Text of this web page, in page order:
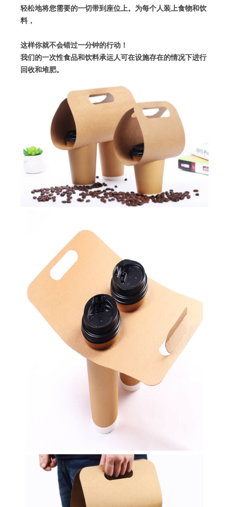
轻松地将您需要的一切带到座位上。 为每个人装上食物和饮
料，
这样你就不会错过一分钟的行动！
我们的一次性食品和饮料承运人可在设施存在的情况下进行
回收和堆肥。